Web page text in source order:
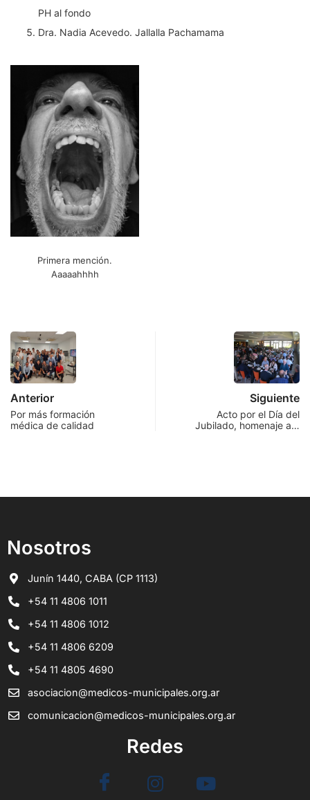
PH al fondo
Dra. Nadia Acevedo. Jallalla Pachamama
Primera mención.
Aaaaahhhh
Anterior
Por más formación
médica de calidad
Siguiente
Acto por el Día del
Jubilado, homenaje a…
Nosotros
Junín 1440, CABA (CP 1113)
+54 11 4806 1011
+54 11 4806 1012
+54 11 4806 6209
+54 11 4805 4690
asociacion@medicos-municipales.org.ar
comunicacion@medicos-municipales.org.ar
Redes